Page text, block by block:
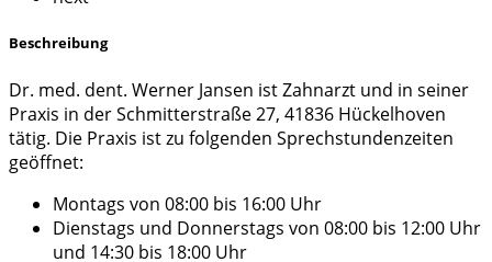
Beschreibung
Dr. med. dent. Werner Jansen ist Zahnarzt und in seiner
Praxis in der Schmitterstraße 27, 41836 Hückelhoven
tätig. Die Praxis ist zu folgenden Sprechstundenzeiten
geöffnet:
Montags von 08:00 bis 16:00 Uhr
Dienstags und Donnerstags von 08:00 bis 12:00 Uhr
und 14:30 bis 18:00 Uhr